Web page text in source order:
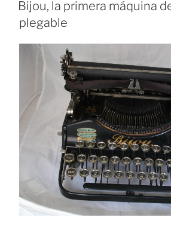
EL
Bijou, la primera máquina
plegable